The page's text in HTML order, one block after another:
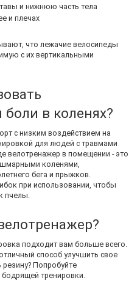
и нижнюю часть тела
и плечах
что лежачие велосипеды
с их вертикальными
в коленях?
с низким воздействием на
для людей с травмами
велотренажер в помещении - это
коленями,
бега и прыжков.
при использовании, чтобы
пчелы.
подходит вам больше всего.
способ улучшить свое
Попробуйте
тренировки.